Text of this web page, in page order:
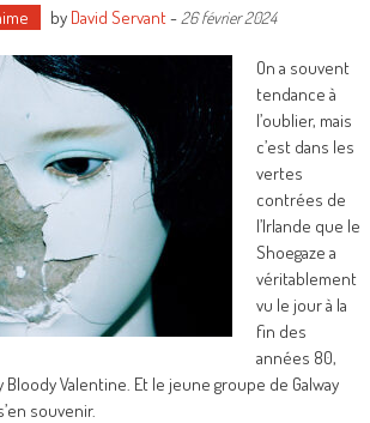
by David Servant- 26 février 2024
On a souvent
tendance à
l’oublier, mais
c’est dans les
vertes
contrées de
l’Irlande que le
Shoegaze a
véritablement
vu le jour à la
fin des
années 80,
Bloody Valentine. Et le jeune groupe de Galway
souvenir.